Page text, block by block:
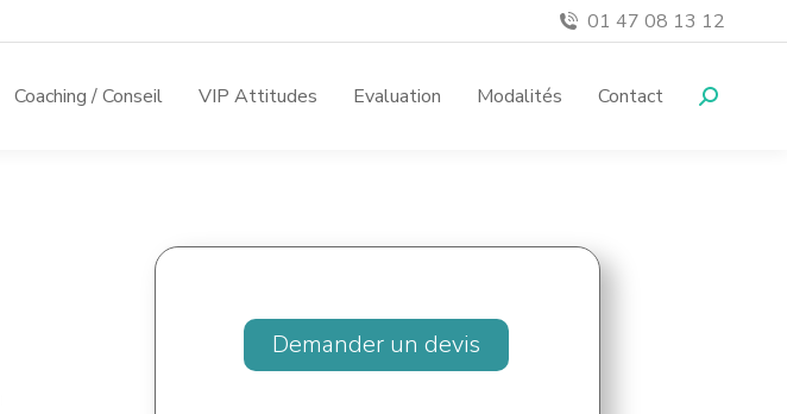
01 47 08 13 12
Coaching / Conseil VIP Attitudes Evaluation Modalités Contact
Demander un devis